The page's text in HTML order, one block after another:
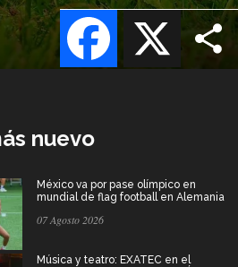
X
Facebook
nuevo
México va por pase olímpico en
mundial de flag football en Alemania
07 Agosto 2026
Música y teatro: EXATEC en el